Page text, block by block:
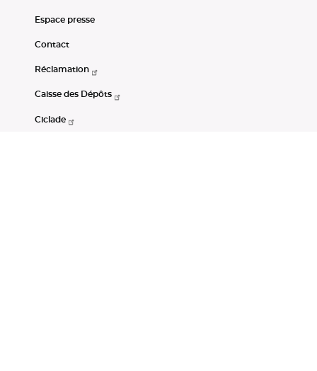
Espace presse
Contact
Réclamation
Caisse des Dépôts
Ciclade